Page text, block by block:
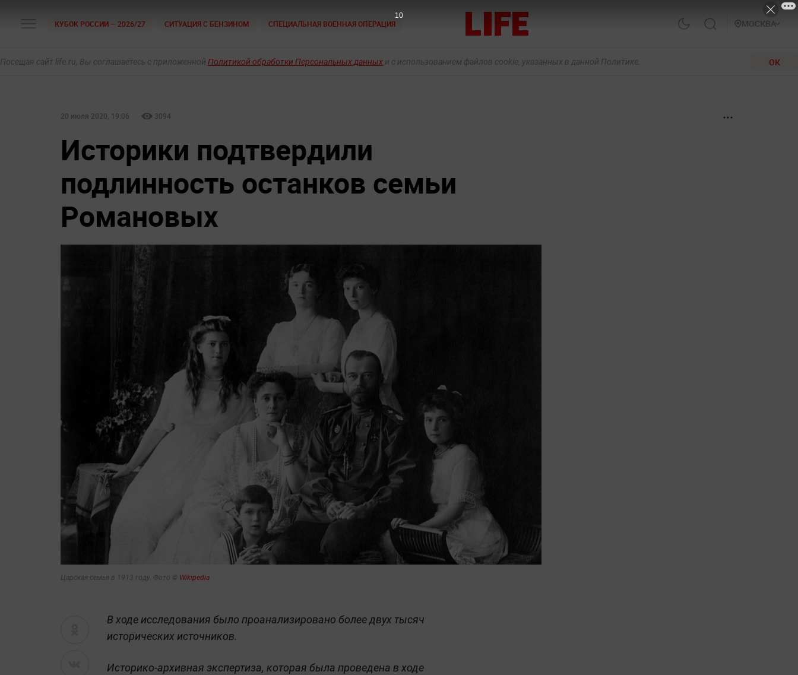
КУБОК РОССИИ — 2026/27 СИТУАЦИЯ С БЕНЗИНОМ СПЕЦИАЛЬНАЯ ВОЕННАЯ ОПЕРАЦИЯ МОСКВА
Посещая сайт life.ru, Вы соглашаетесь с приложенной Политикой обработки Персональных данных и с использованием файлов cookie, указанных в данной Политике. ОК
20 июля 2020, 19:06 3094
Историки подтвердили
подлинность останков семьи
Романовых
Царская семья в 1913 году. Фото © Wikipedia
В ходе исследования было проанализировано более двух тысяч
исторических источников.
Историко-архивная экспертиза, которая была проведена в ходе
9